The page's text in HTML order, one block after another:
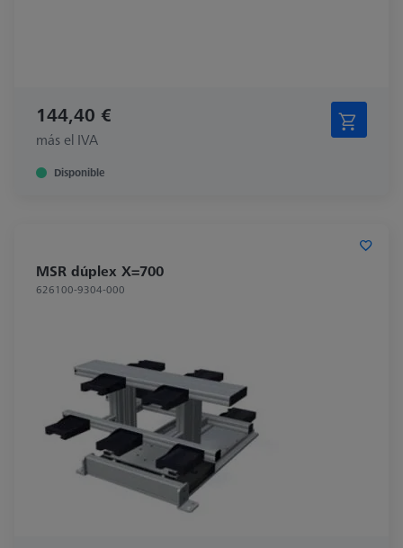
144,40 €
más el IVA
Disponible
MSR dúplex X=700
626100-9304-000